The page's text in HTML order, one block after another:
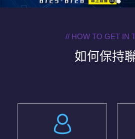
// HOW TO GET IN
如何保持